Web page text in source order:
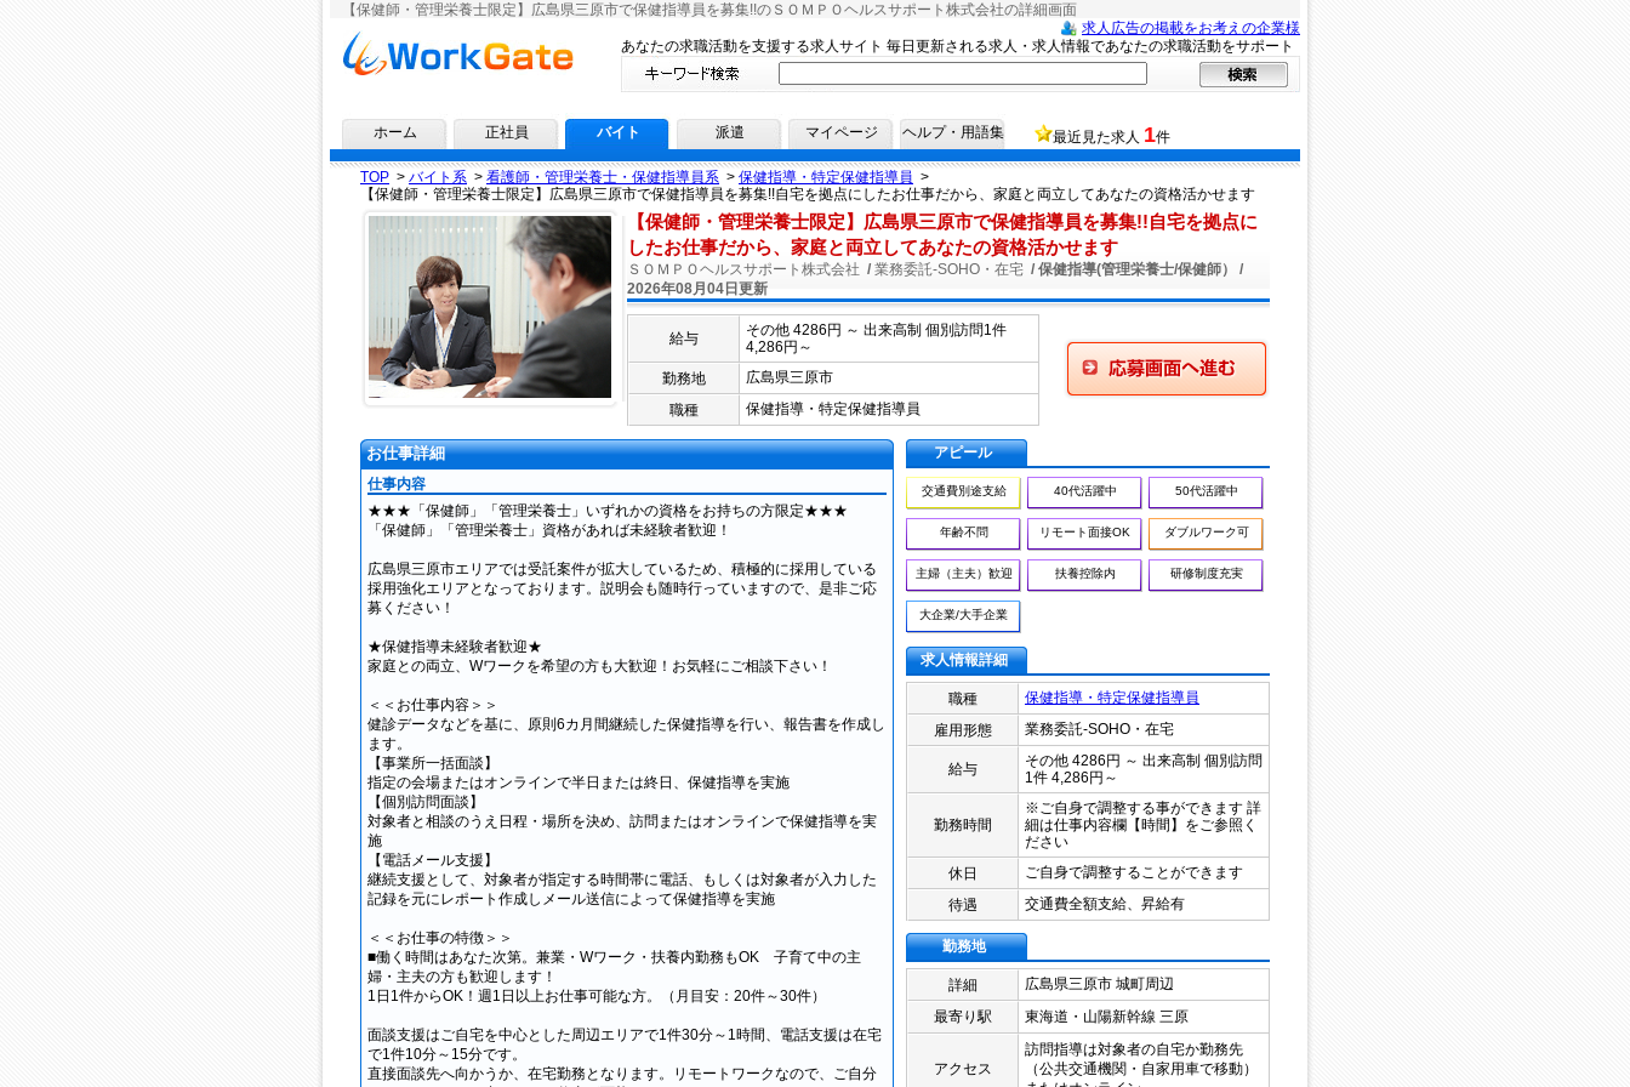
【保健師・管理栄養士限定】広島県三原市で保健指導員を募集!!のＳＯＭＰＯヘルスサポート株式会社の詳細画面
求人広告の掲載をお考えの企業様
求人情報ならワークゲートへ！ あなたの求職活動を支援する求人サイト 毎日更新される求人・求人情報であなたの求職活動をサポート
ホーム 正社員 バイト 派遣 マイページ ヘルプ・用語集 最近見た求人 1件
TOP > バイト系 > 看護師・管理栄養士・保健指導員系 > 保健指導・特定保健指導員 >
【保健師・管理栄養士限定】広島県三原市で保健指導員を募集!!自宅を拠点にしたお仕事だから、家庭と両立してあなたの資格活かせます
【保健師・管理栄養士限定】広島県三原市で保健指導員を募集!!自宅を拠点に
したお仕事だから、家庭と両立してあなたの資格活かせます
ＳＯＭＰＯヘルスサポート株式会社 / 業務委託-SOHO・在宅 / 保健指導(管理栄養士/保健師） /
2026年08月04日更新
給与
その他 4286円 ～ 出来高制 個別訪問1件
4,286円～
勤務地
広島県三原市
職種
保健指導・特定保健指導員
応募画面へ進む
お仕事詳細
仕事内容
★★★「保健師」「管理栄養士」いずれかの資格をお持ちの方限定★★★
「保健師」「管理栄養士」資格があれば未経験者歓迎！
広島県三原市エリアでは受託案件が拡大しているため、積極的に採用している
採用強化エリアとなっております。説明会も随時行っていますので、是非ご応
募ください！
★保健指導未経験者歓迎★
家庭との両立、Wワークを希望の方も大歓迎！お気軽にご相談下さい！
＜＜お仕事内容＞＞
健診データなどを基に、原則6カ月間継続した保健指導を行い、報告書を作成し
ます。
【事業所一括面談】
指定の会場またはオンラインで半日または終日、保健指導を実施
【個別訪問面談】
対象者と相談のうえ日程・場所を決め、訪問またはオンラインで保健指導を実
施
【電話メール支援】
継続支援として、対象者が指定する時間帯に電話、もしくは対象者が入力した
記録を元にレポート作成しメール送信によって保健指導を実施
＜＜お仕事の特徴＞＞
■働く時間はあなた次第。兼業・Wワーク・扶養内勤務もOK 子育て中の主
婦・主夫の方も歓迎します！
1日1件からOK！週1日以上お仕事可能な方。（月目安：20件～30件）
面談支援はご自宅を中心とした周辺エリアで1件30分～1時間、電話支援は在宅
で1件10分～15分です。
直接面談先へ向かうか、在宅勤務となります。リモートワークなので、ご自分
アピール
交通費別途支給 40代活躍中 50代活躍中
年齢不問 リモート面接OK ダブルワーク可
主婦（主夫）歓迎 扶養控除内 研修制度充実
大企業/大手企業
求人情報詳細
職種
保健指導・特定保健指導員
雇用形態
業務委託-SOHO・在宅
給与
その他 4286円 ～ 出来高制 個別訪問
1件 4,286円～
勤務時間
※ご自身で調整する事ができます 詳
細は仕事内容欄【時間】をご参照く
ださい
休日
ご自身で調整することができます
待遇
交通費全額支給、昇給有
勤務地
詳細 広島県三原市 城町周辺
最寄り駅
東海道・山陽新幹線 三原
アクセス
訪問指導は対象者の自宅か勤務先
（公共交通機関・自家用車で移動）